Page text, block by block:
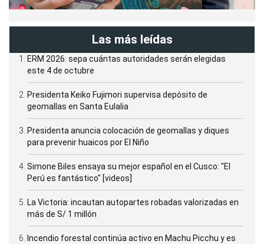
Las más leídas
ERM 2026: sepa cuántas autoridades serán elegidas
este 4 de octubre
Presidenta Keiko Fujimori supervisa depósito de
geomallas en Santa Eulalia
Presidenta anuncia colocación de geomallas y diques
para prevenir huaicos por El Niño
Simone Biles ensaya su mejor español en el Cusco: "El
Perú es fantástico" [videos]
La Victoria: incautan autopartes robadas valorizadas en
más de S/ 1 millón
Incendio forestal continúa activo en Machu Picchu y es